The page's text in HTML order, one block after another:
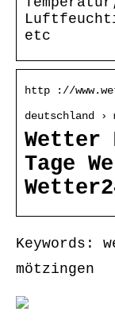
etc
http ://
deutschland ›
Wetter
Tage
Keywords:
mötzingen